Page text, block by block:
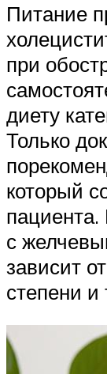
Питание
при
диету
Только
который
с
зависит
степени и